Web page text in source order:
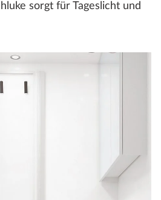
sorgt für Tageslicht und